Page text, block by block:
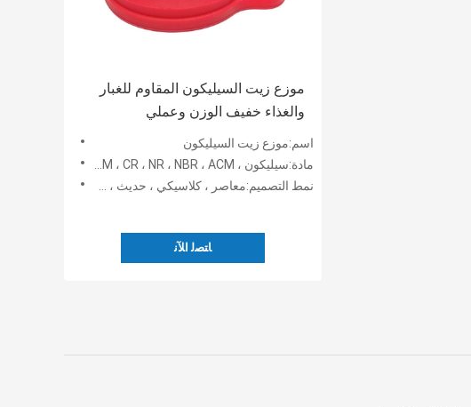
موزع زيت السيليكون المقاوم للغبار
والغذاء خفيف الوزن وعملي
اسم:موزع زيت السيليكون
مادة:سيليكون ، EPDM ، CR ، NR ، NBR ، ACM ، جبهة مالوكو
نمط التصميم:معاصر ، كلاسيكي ، حديث ، موردن فاخر
ﺎﺘﺼﻟ ﺍﻶﻧ